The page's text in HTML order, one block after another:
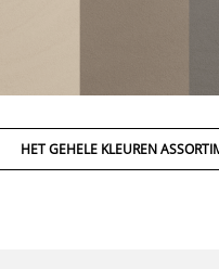
HET GEHELE KLEUREN